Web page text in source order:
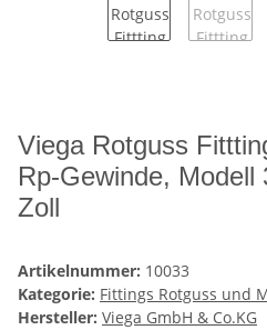
Viega Rotguss
Rp-Gewinde, Modell
Zoll
Artikelnummer: 10033
Kategorie: Fittings Rotguss und
Hersteller: Viega GmbH & Co.KG